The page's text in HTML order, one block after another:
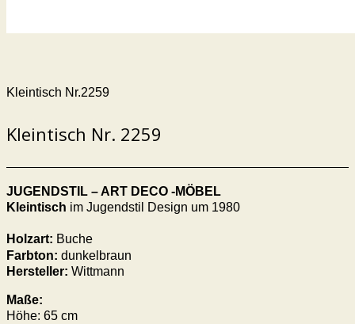
Kleintisch Nr.2259
Kleintisch Nr. 2259
JUGENDSTIL – ART DECO -MÖBEL
Kleintisch im Jugendstil Design um 1980
Holzart: Buche
Farbton: dunkelbraun
Hersteller: Wittmann
Maße:
Höhe: 65 cm